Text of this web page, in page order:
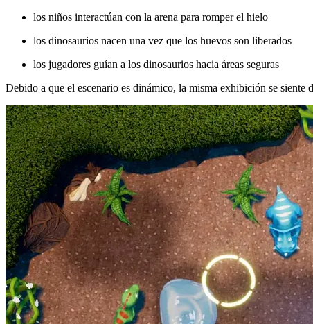
los niños interactúan con la arena para romper el hielo
los dinosaurios nacen una vez que los huevos son liberados
los jugadores guían a los dinosaurios hacia áreas seguras
Debido a que el escenario es dinámico, la misma exhibición se siente